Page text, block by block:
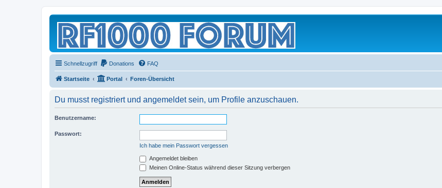
Schnellzugriff Donations FAQ
Startseite Portal Foren-Übersicht
Du musst registriert und angemeldet sein, um Profile anzuschauen.
Benutzername:
Passwort:
Ich habe mein Passwort vergessen
Angemeldet bleiben
Meinen Online-Status während dieser Sitzung verbergen